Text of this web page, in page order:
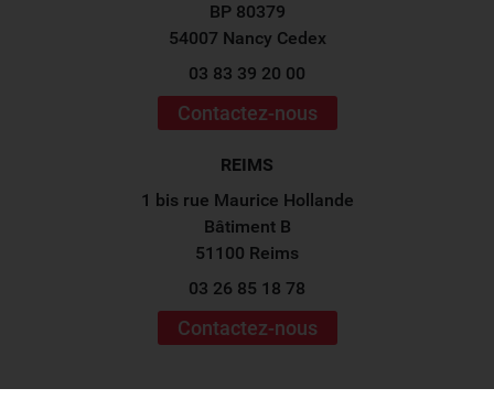
BP 80379
54007 Nancy Cedex
03 83 39 20 00
Contactez-nous
REIMS
1 bis rue Maurice Hollande
Bâtiment B
51100 Reims
03 26 85 18 78
Contactez-nous